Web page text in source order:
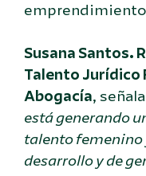
Susana Santos.
Talento Jurídico
Abogacía,
está generando
talento femenino
desarrollo y de